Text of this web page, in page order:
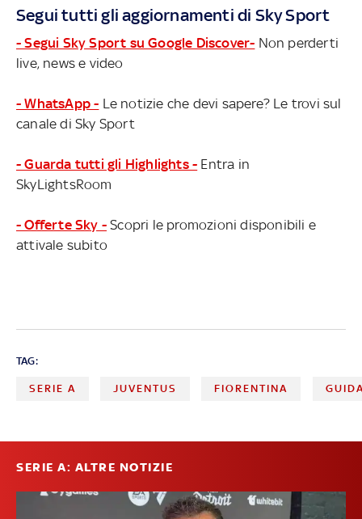
Segui tutti gli aggiornamenti di Sky Sport
- Segui Sky Sport su Google Discover- Non perderti
live, news e video
- WhatsApp - Le notizie che devi sapere? Le trovi sul
canale di Sky Sport
- Guarda tutti gli Highlights - Entra in
SkyLightsRoom
- Offerte Sky - Scopri le promozioni disponibili e
attivale subito
TAG:
SERIE A JUVENTUS FIORENTINA
SERIE A: ALTRE NOTIZIE